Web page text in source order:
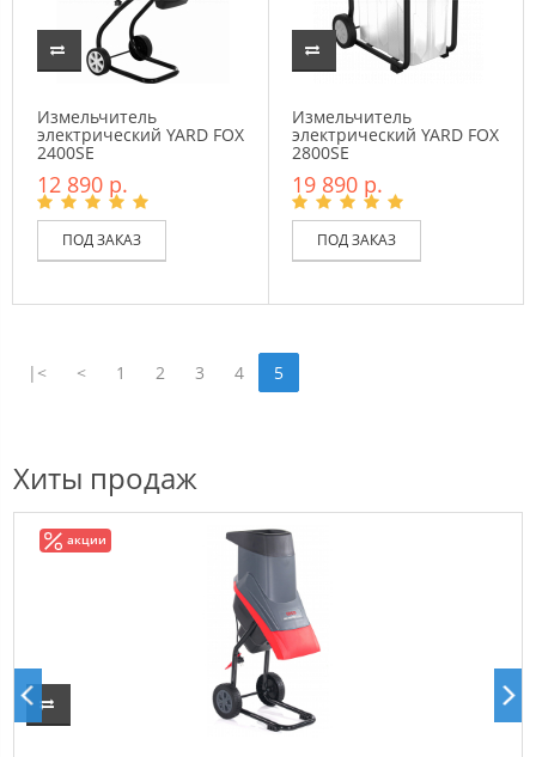
Измельчитель
электрический YARD FOX
2400SE
12 890 р.
ПОД ЗАКАЗ
Измельчитель
электрический YARD FOX
2800SE
19 890 р.
ПОД ЗАКАЗ
|< < 1 2 3 4 5
Хиты продаж
акции